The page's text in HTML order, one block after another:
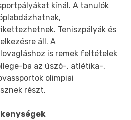
kínál. A tanulók
Teniszpályák és
áll. A
is remek feltételek
ba az úszó-, atlétika-,
olimpiai
részt.